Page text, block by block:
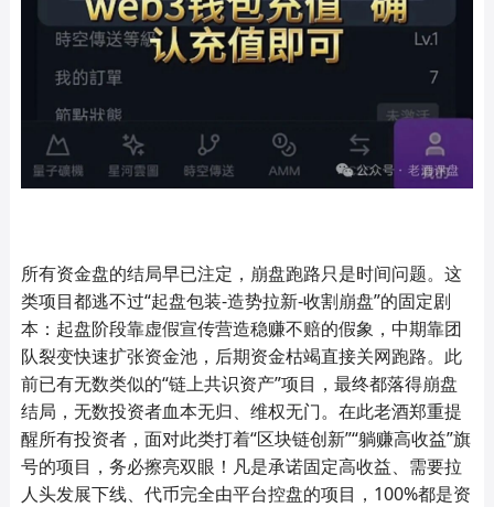
所有资金盘的结局早已注定，崩盘跑路只是时间问题。这
类项目都逃不过“起盘包装-造势拉新-收割崩盘”的固定剧
本：起盘阶段靠虚假宣传营造稳赚不赔的假象，中期靠团
队裂变快速扩张资金池，后期资金枯竭直接关网跑路。此
前已有无数类似的“链上共识资产”项目，最终都落得崩盘
结局，无数投资者血本无归、维权无门。在此老酒郑重提
醒所有投资者，面对此类打着“区块链创新”“躺赚高收益”旗
号的项目，务必擦亮双眼！凡是承诺固定高收益、需要拉
人头发展下线、代币完全由平台控盘的项目，100%都是资